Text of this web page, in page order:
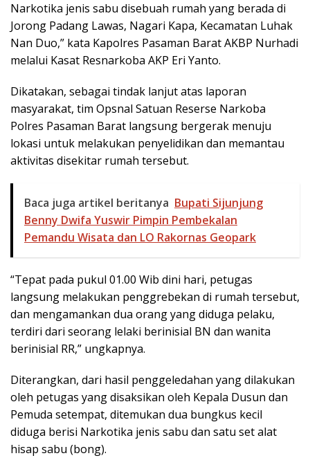
Narkotika jenis sabu disebuah rumah yang berada di
Jorong Padang Lawas, Nagari Kapa, Kecamatan Luhak
Nan Duo,” kata Kapolres Pasaman Barat AKBP Nurhadi
melalui Kasat Resnarkoba AKP Eri Yanto.
Dikatakan, sebagai tindak lanjut atas laporan
masyarakat, tim Opsnal Satuan Reserse Narkoba
Polres Pasaman Barat langsung bergerak menuju
lokasi untuk melakukan penyelidikan dan memantau
aktivitas disekitar rumah tersebut.
Baca juga artikel beritanya Bupati Sijunjung
Benny Dwifa Yuswir Pimpin Pembekalan
Pemandu Wisata dan LO Rakornas Geopark
“Tepat pada pukul 01.00 Wib dini hari, petugas
langsung melakukan penggrebekan di rumah tersebut,
dan mengamankan dua orang yang diduga pelaku,
terdiri dari seorang lelaki berinisial BN dan wanita
berinisial RR,” ungkapnya.
Diterangkan, dari hasil penggeledahan yang dilakukan
oleh petugas yang disaksikan oleh Kepala Dusun dan
Pemuda setempat, ditemukan dua bungkus kecil
diduga berisi Narkotika jenis sabu dan satu set alat
hisap sabu (bong).